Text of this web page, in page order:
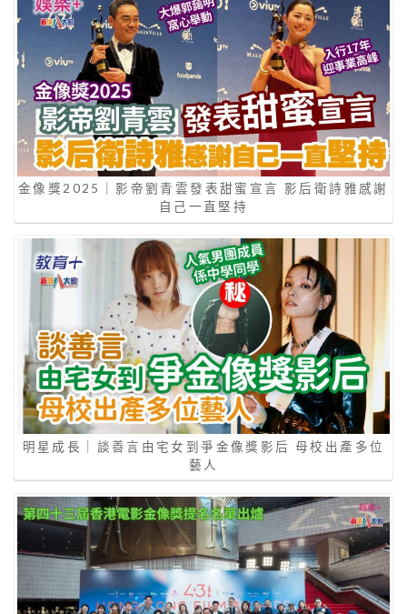
金像獎2025｜影帝劉青雲發表甜蜜宣言 影后衛詩雅感謝
自己一直堅持
明星成長｜談善言由宅女到爭金像獎影后 母校出產多位
藝人